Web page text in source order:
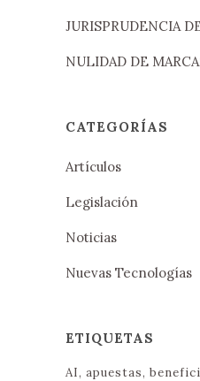
JURISPRUDENCIA
NULIDAD DE
CATEGORÍAS
Artículos
Legislación
Noticias
Nuevas Tecnologías
ETIQUETAS
AI apuestas